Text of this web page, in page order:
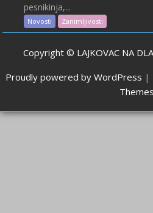
pesnikinja,...
Novosti Zanimljivosti
Copyright © LAJKOVAC NA
Proudly powered by WordPress |
Themes